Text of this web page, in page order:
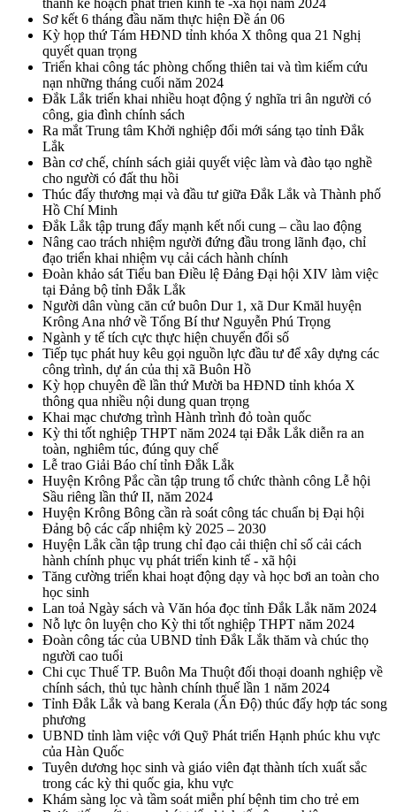
thành kế hoạch phát triển kinh tế -xã hội năm 2024
Sơ kết 6 tháng đầu năm thực hiện Đề án 06
Kỳ họp thứ Tám HĐND tỉnh khóa X thông qua 21 Nghị
quyết quan trọng
Triển khai công tác phòng chống thiên tai và tìm kiếm cứu
nạn những tháng cuối năm 2024
Đắk Lắk triển khai nhiều hoạt động ý nghĩa tri ân người có
công, gia đình chính sách
Ra mắt Trung tâm Khởi nghiệp đổi mới sáng tạo tỉnh Đắk
Lắk
Bàn cơ chế, chính sách giải quyết việc làm và đào tạo nghề
cho người có đất thu hồi
Thúc đẩy thương mại và đầu tư giữa Đắk Lắk và Thành phố
Hồ Chí Minh
Đắk Lắk tập trung đẩy mạnh kết nối cung – cầu lao động
Nâng cao trách nhiệm người đứng đầu trong lãnh đạo, chỉ
đạo triển khai nhiệm vụ cải cách hành chính
Đoàn khảo sát Tiểu ban Điều lệ Đảng Đại hội XIV làm việc
tại Đảng bộ tỉnh Đắk Lắk
Người dân vùng căn cứ buôn Dur 1, xã Dur Kmăl huyện
Krông Ana nhớ về Tổng Bí thư Nguyễn Phú Trọng
Ngành y tế tích cực thực hiện chuyển đổi số
Tiếp tục phát huy kêu gọi nguồn lực đầu tư để xây dựng các
công trình, dự án của thị xã Buôn Hồ
Kỳ họp chuyên đề lần thứ Mười ba HĐND tỉnh khóa X
thông qua nhiều nội dung quan trọng
Khai mạc chương trình Hành trình đỏ toàn quốc
Kỳ thi tốt nghiệp THPT năm 2024 tại Đắk Lắk diễn ra an
toàn, nghiêm túc, đúng quy chế
Lễ trao Giải Báo chí tỉnh Đắk Lắk
Huyện Krông Pắc cần tập trung tổ chức thành công Lễ hội
Sầu riêng lần thứ II, năm 2024
Huyện Krông Bông cần rà soát công tác chuẩn bị Đại hội
Đảng bộ các cấp nhiệm kỳ 2025 – 2030
Huyện Lắk cần tập trung chỉ đạo cải thiện chỉ số cải cách
hành chính phục vụ phát triển kinh tế - xã hội
Tăng cường triển khai hoạt động dạy và học bơi an toàn cho
học sinh
Lan toả Ngày sách và Văn hóa đọc tỉnh Đắk Lắk năm 2024
Nỗ lực ôn luyện cho Kỳ thi tốt nghiệp THPT năm 2024
Đoàn công tác của UBND tỉnh Đắk Lắk thăm và chúc thọ
người cao tuổi
Chi cục Thuế TP. Buôn Ma Thuột đối thoại doanh nghiệp về
chính sách, thủ tục hành chính thuế lần 1 năm 2024
Tỉnh Đắk Lắk và bang Kerala (Ấn Độ) thúc đẩy hợp tác song
phương
UBND tỉnh làm việc với Quỹ Phát triển Hạnh phúc khu vực
của Hàn Quốc
Tuyên dương học sinh và giáo viên đạt thành tích xuất sắc
trong các kỳ thi quốc gia, khu vực
Khám sàng lọc và tầm soát miễn phí bệnh tim cho trẻ em